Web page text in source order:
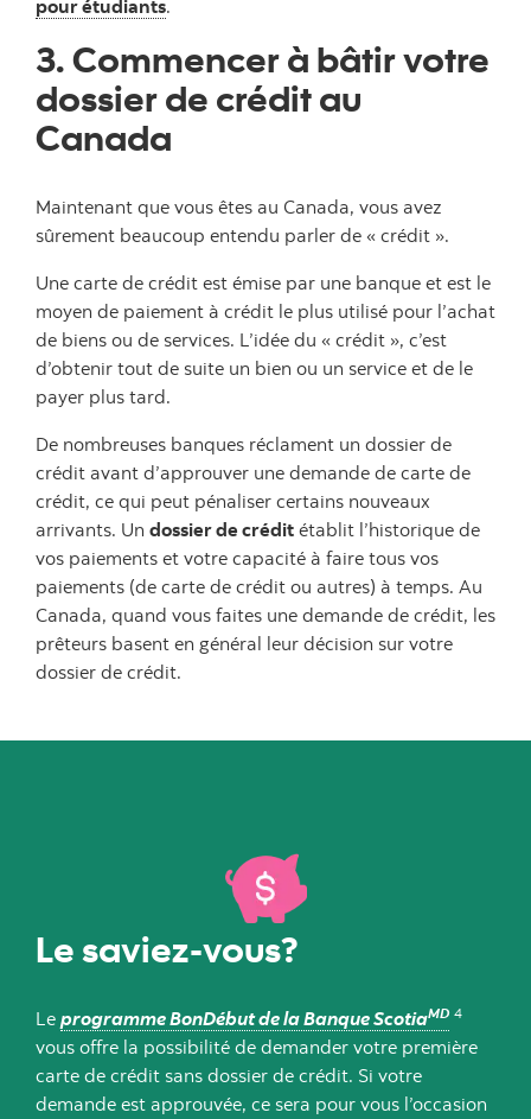
pour étudiants.
3. Commencer à bâtir votre
dossier de crédit au
Canada
Maintenant que vous êtes au Canada, vous avez
sûrement beaucoup entendu parler de « crédit ».
Une carte de crédit est émise par une banque et est le
moyen de paiement à crédit le plus utilisé pour l’achat
de biens ou de services. L’idée du « crédit », c’est
d’obtenir tout de suite un bien ou un service et de le
payer plus tard.
De nombreuses banques réclament un dossier de
crédit avant d’approuver une demande de carte de
crédit, ce qui peut pénaliser certains nouveaux
arrivants. Un dossier de crédit établit l’historique de
vos paiements et votre capacité à faire tous vos
paiements (de carte de crédit ou autres) à temps. Au
Canada, quand vous faites une demande de crédit, les
prêteurs basent en général leur décision sur votre
dossier de crédit.
Le saviez-vous?
Le programme BonDébut de la Banque ScotiaMD 4
vous offre la possibilité de demander votre première
carte de crédit sans dossier de crédit. Si votre
demande est approuvée, ce sera pour vous l’occasion